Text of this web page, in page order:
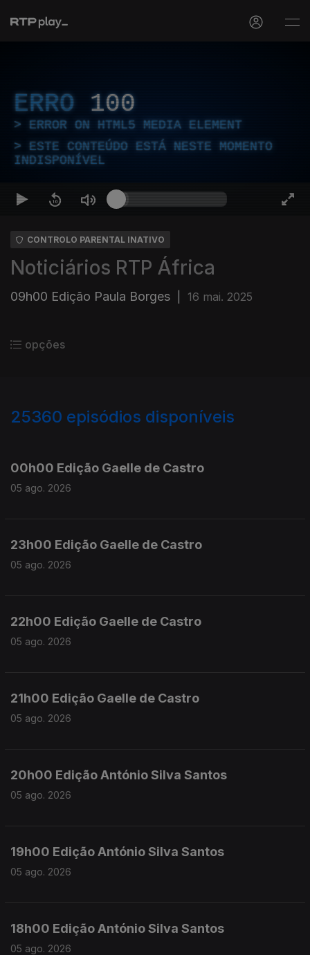
ERRO 100
ERROR ON HTML5 MEDIA ELEMENT
ESTE CONTEÚDO ESTÁ NESTE MOMENTO
INDISPONÍVEL
CONTROLO PARENTAL INATIVO
Noticiários RTP África
09h00 Edição Paula Borges 16 mai. 2025
opções
25360 episódios disponíveis
00h00 Edição Gaelle de Castro
05 ago. 2026
23h00 Edição Gaelle de Castro
05 ago. 2026
22h00 Edição Gaelle de Castro
05 ago. 2026
21h00 Edição Gaelle de Castro
05 ago. 2026
20h00 Edição António Silva Santos
05 ago. 2026
19h00 Edição António Silva Santos
05 ago. 2026
18h00 Edição António Silva Santos
05 ago. 2026